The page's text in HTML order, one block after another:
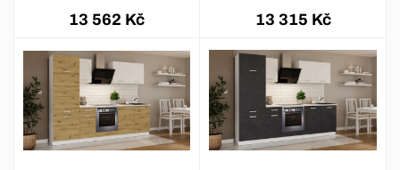
13 562 Kč 13 315 Kč